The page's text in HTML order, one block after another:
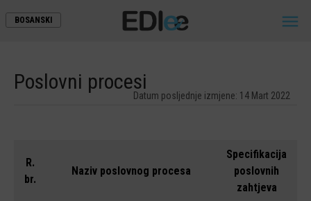
BOSANSKI 
O NAMA
Poslovni procesi
Datum posljednje izmjene: 14 Mart 2022
R.
br.
Naziv poslovnog procesa
Specifikacija
poslovnih
zahtjeva